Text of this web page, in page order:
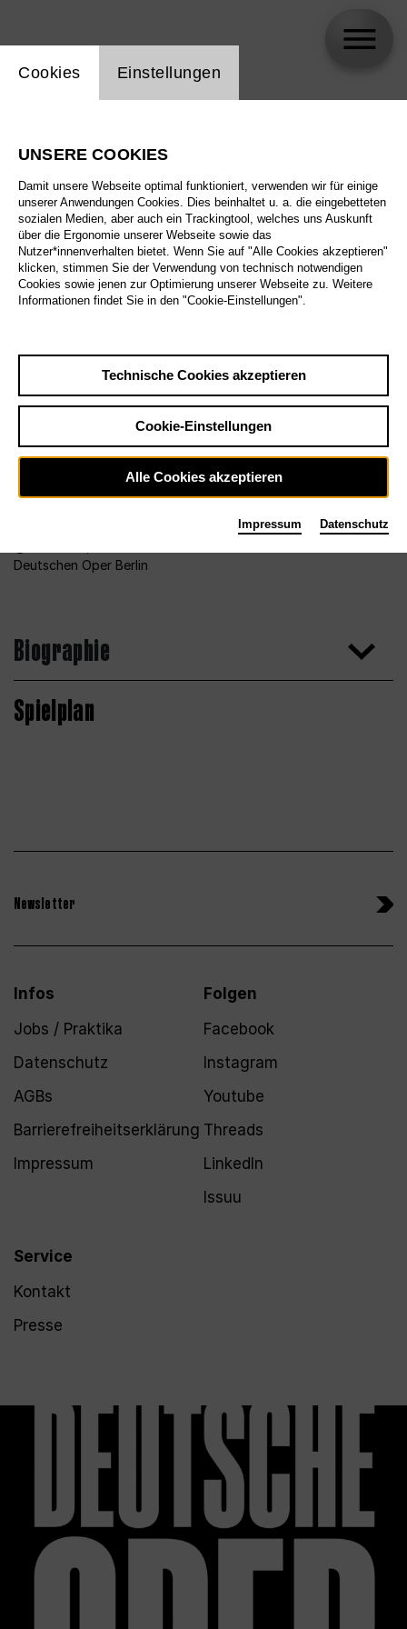
Deutschen Oper Berlin
Biographie
Spielplan
Newsletter
Infos
Jobs / Praktika
Datenschutz
AGBs
Barrierefreiheitserklärung
Impressum
Service
Kontakt
Presse
Folgen
Facebook
Instagram
Youtube
Threads
LinkedIn
Issuu
Einstellung Website Cookie
Cookies Einstellungen
UNSERE COOKIES
Damit unsere Webseite optimal funktioniert, verwenden wir für einige
unserer Anwendungen Cookies. Dies beinhaltet u. a. die eingebetteten
sozialen Medien, aber auch ein Trackingtool, welches uns Auskunft
über die Ergonomie unserer Webseite sowie das
Nutzer*innenverhalten bietet. Wenn Sie auf "Alle Cookies akzeptieren"
klicken, stimmen Sie der Verwendung von technisch notwendigen
Cookies sowie jenen zur Optimierung unserer Webseite zu. Weitere
Informationen findet Sie in den "Cookie-Einstellungen".
Technische Cookies akzeptieren
Cookie-Einstellungen
Alle Cookies akzeptieren
Impressum Datenschutz